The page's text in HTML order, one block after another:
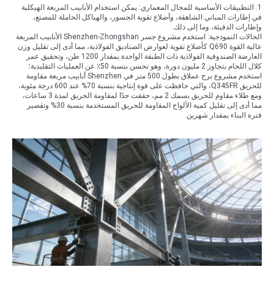
1. التطبيقات الأساسية للمجال المعماري: يمكن استخدام الأنابيب المربعة الهيكلية
في إطارات المباني الشاهقة، وأضلاع تقوية الجسور، والهياكل الحاملة للمصنع،
وإطارات الدفيئة، وما إلى ذلك.
الحالات النموذجية: استخدم مشروع جسر Shenzhen-Zhongshan الأنابيب المربعة
عالية القوة Q690 كأضلاع تقوية لعوارض الصناديق الفولاذية، مما أدى إلى تقليل وزن
العارضة الصندوقية الفولاذية ذات الطبقة الواحدة بمقدار 1200 طن، وتحقيق عمر
كلال اللحام يتجاوز 2 مليون دورة، وهو تحسن بنسبة 50٪ عن العمليات التقليدية؛
استخدم مشروع برج عملاق بطول 500 متر في Shenzhen أنابيب مربعة مقاومة
للحريق Q345FR، والتي حافظت على قوة إنتاجية بنسبة 70% عند 600 درجة مئوية،
ومع طلاء مقاوم للحريق بسمك 2 مم، حققت حدًا لمقاومة الحريق لمدة 3 ساعات،
مما أدى إلى تقليل كمية الألواح المقاومة للحريق المستخدمة بنسبة 30% وتقصير
فترة البناء بمقدار شهرين.